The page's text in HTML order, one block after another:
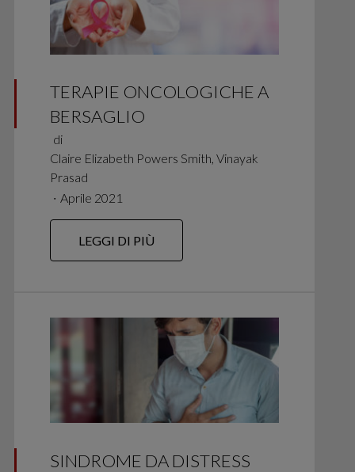
TERAPIE ONCOLOGICHE A
BERSAGLIO
di
Claire Elizabeth Powers Smith, Vinayak
Prasad
∙ Aprile 2021
LEGGI DI PIÙ
SINDROME DA DISTRESS